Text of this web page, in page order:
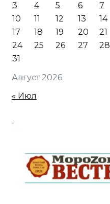
Август 2026
3
4 5 6 7
10
11 12 13 14
17
18 19 20 21
24
25 26 27 28
31
« Июл